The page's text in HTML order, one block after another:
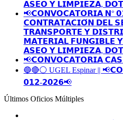
𝗔𝗦𝗘𝗢 𝗬 𝗟𝗜𝗠𝗣𝗜𝗘𝗭𝗔,
📢𝗖𝗢𝗡𝗩𝗢𝗖𝗔𝗧𝗢𝗥𝗜𝗔 𝗡°
𝗖𝗢𝗡𝗧𝗥𝗔𝗧𝗔𝗖𝗜𝗢́𝗡 𝗗𝗘𝗟
𝗧𝗥𝗔𝗡𝗦𝗣𝗢𝗥𝗧𝗘 𝗬
𝗠𝗔𝗧𝗘𝗥𝗜𝗔𝗟 𝗙𝗨𝗡𝗚𝗜𝗕𝗟𝗘
𝗔𝗦𝗘𝗢 𝗬 𝗟𝗜𝗠𝗣𝗜𝗘𝗭𝗔,
📢𝗖𝗢𝗡𝗩𝗢𝗖𝗔𝗧𝗢𝗥𝗜𝗔 𝗖𝗔𝗦
🔵🔴⚪️ UGEL Espinar ||
𝟬𝟭𝟮-𝟮𝟬𝟮𝟲📢
Últimos Oficios Múltiples